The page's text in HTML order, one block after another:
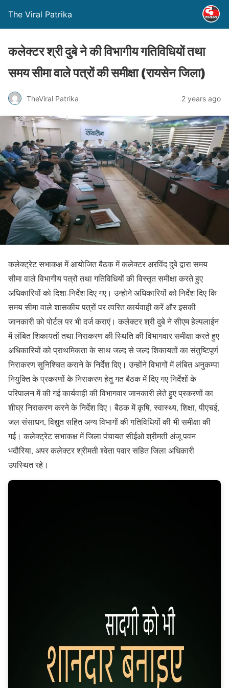
The Viral Patrika
कलेक्टर श्री दुबे ने की विभागीय गतिविधियों तथा
समय सीमा वाले पत्रों की समीक्षा (रायसेन जिला)
TheViral Patrika 2 years ago
कलेक्ट्रेट सभाकक्ष में आयोजित बैठक में कलेक्टर अरविंद दुबे द्वारा समय
सीमा वाले विभागीय पत्रों तथा गतिविधियों की विस्तृत समीक्षा करते हुए
अधिकारियों को दिशा-निर्देश दिए गए। उन्होने अधिकारियों को निर्देश दिए कि
समय सीमा वाले शासकीय पत्रों पर त्वरित कार्यवाही करें और इसकी
जानकारी को पोर्टल पर भी दर्ज कराएं। कलेक्टर श्री दुबे ने सीएम हेल्पलाईन
में लंबित शिकायतों तथा निराकरण की स्थिति की विभागवार समीक्षा करते हुए
अधिकारियों को प्राथमिकता के साथ जल्द से जल्द शिकायतों का संतुष्टिपूर्ण
निराकरण सुनिश्चित कराने के निर्देश दिए। उन्होंने विभागों में लंबित अनुकम्पा
नियुक्ति के प्रकरणों के निराकरण हेतु गत बैठक में दिए गए निर्देशों के
परिपालन में की गई कार्यवाही की विभागवार जानकारी लेते हुए प्रकरणों का
शीघ्र निराकरण करने के निर्देश दिए। बैठक में कृषि, स्वास्थ्य, शिक्षा, पीएचई,
जल संसाधन, विद्युत सहित अन्य विभागों की गतिविधियों की भी समीक्षा की
गई। कलेक्ट्रेट सभाकक्ष में जिला पंचायत सीईओ श्रीमती अंजू पवन
भदौरिया, अपर कलेक्टर श्रीमती श्वेता पवार सहित जिला अधिकारी
उपस्थित रहे।